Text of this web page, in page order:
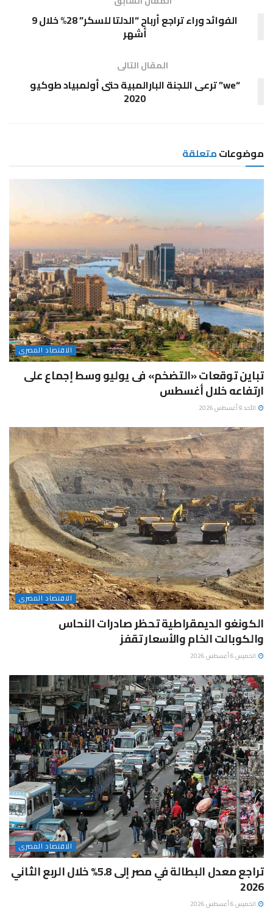
الفوائد وراء تراجع أرباح “الدلتا للسكر” 28% خلال 9
أشهر
المقال التالى
“we” ترعى اللجنة البارالمبية حتى أولمبياد طوكيو
2020
موضوعاتمتعلقة
الاقتصاد المصرى
تباين توقعات «التضخم» فى يوليو وسط إجماع على
ارتفاعه خلال أغسطس
الأحد 9 أغسطس 2026
الاقتصاد المصرى
الكونغو الديمقراطية تحظر صادرات النحاس
والكوبالت الخام والأسعار تقفز
الخميس 6 أغسطس 2026
الاقتصاد المصرى
تراجع معدل البطالة في مصر إلى 5.8% خلال الربع الثاني
2026
الخميس 6 أغسطس 2026